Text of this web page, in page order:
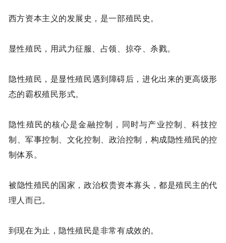
西方资本主义的发展史，是一部殖民史。
显性殖民，用武力征服、占领、掠夺、杀戮。
隐性殖民，是显性殖民遇到障碍后，进化出来的更高级形
态的霸权殖民形式。
隐性殖民的核心是金融控制，同时与产业控制、科技控
制、军事控制、文化控制、政治控制，构成隐性殖民的控
制体系。
被隐性殖民的国家，政治权贵资本寡头，都是殖民主的代
理人而已。
到现在为止，隐性殖民是非常有成效的。